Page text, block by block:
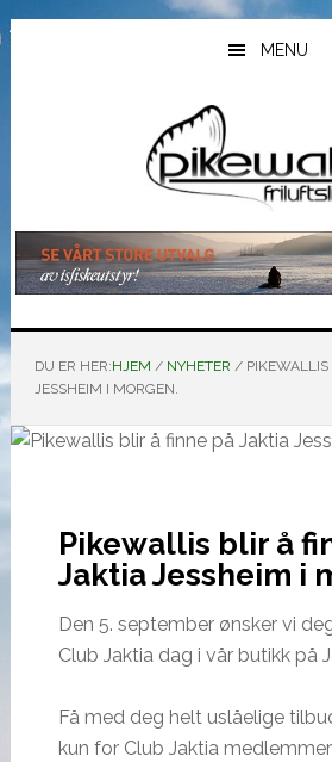
Hopp
til
Hopp
til
Hopp
til
MENU
DU ER HER:HJEM / NYHETER /PIKEWALLIS
JESSHEIM I MORGEN.
Pikewallis blir å
Jaktia Jessheim i
Den 5. september ønsker vi
Club Jaktia dag i vår butikk på
Få med deg helt uslåelige
kun for Club Jaktia